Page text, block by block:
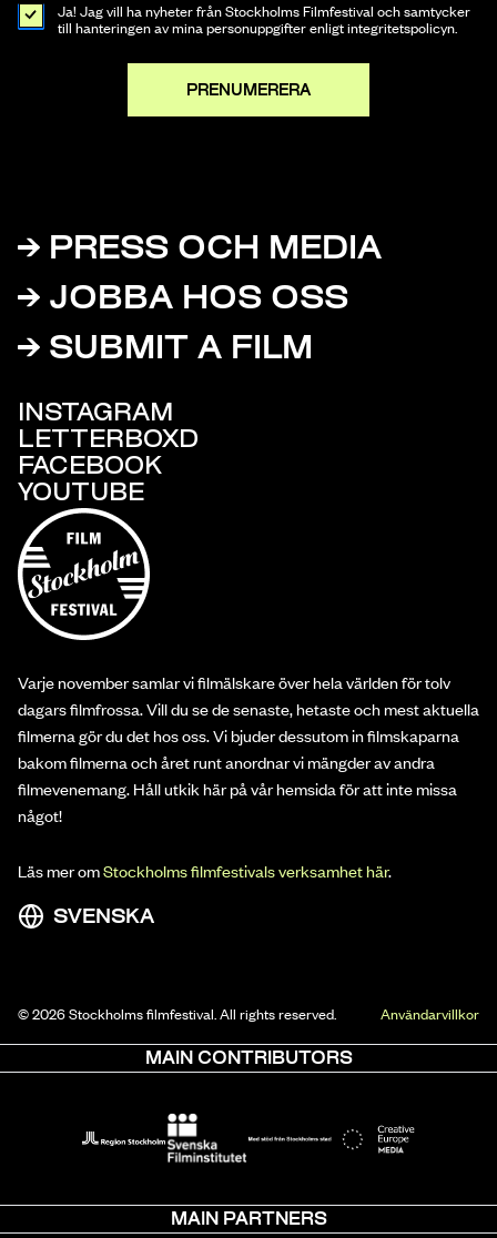
Ja! Jag vill ha nyheter från Stockholms Filmfestival och samtycker
till hanteringen av mina personuppgifter enligt integritetspolicyn.
PRENUMERERA
PRESS OCH MEDIA
JOBBA HOS OSS
SUBMIT A FILM
INSTAGRAM
LETTERBOXD
FACEBOOK
YOUTUBE
Varje november samlar vi filmälskare över hela världen för tolv
dagars filmfrossa. Vill du se de senaste, hetaste och mest aktuella
filmerna gör du det hos oss. Vi bjuder dessutom in filmskaparna
bakom filmerna och året runt anordnar vi mängder av andra
filmevenemang. Håll utkik här på vår hemsida för att inte missa
något!
Läs mer omStockholms filmfestivals verksamhet här.
SVENSKA
© 2026 Stockholms filmfestival. All rights reserved. Användarvillkor
MAIN CONTRIBUTORS
MAIN PARTNERS